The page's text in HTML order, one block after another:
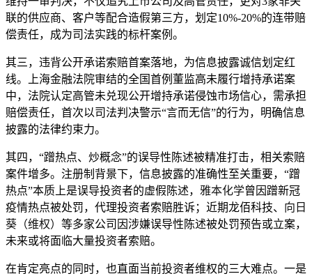
联的供应商、客户等配合造假第三方，划定10%-20%的连带赔
偿责任，成为司法实践的标杆案例。
其三，违背公开承诺索赔首案落地，为信息披露诚信划定红
线。上海金融法院审结的全国首例董监高未履行增持承诺案
中，法院认定高管未兑现公开增持承诺侵蚀市场信心，需承担
赔偿责任，首次以司法判决警示“言而无信”的行为，明确信息
披露的法律约束力。
其四，“蹭热点、炒概念”的误导性陈述被精准打击，相关索赔
案件增多。注册制背景下，信息披露的准确性至关重要，“蹭
热点”本质上是误导投资者的虚假陈述， 雅本化学曾因蹭新冠
疫情热点被处罚，代理投资者索赔胜诉；近期龙佰科技、 向日
葵 （维权） 等多家公司因涉嫌误导性陈述被处罚预告或立案，
未来或将面临大量投资者索赔。
在肯定亮点的同时，也直面当前投资者维权的三大难点。一是